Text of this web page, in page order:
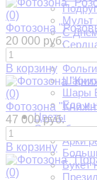
Мульт
С
Феи и
Шары
Еда и
Цветы
Свадьба
Арки
Букет
(0)
Фотозона
20 000 руб.
В корзину
(0)
Фотозона
47 000 руб.
В корзину
(0)